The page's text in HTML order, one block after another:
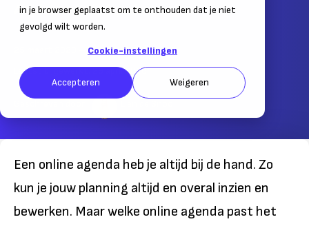
in je browser geplaatst om te onthouden dat je niet
gevolgd wilt worden.
Cookie-instellingen
Accepteren Weigeren
Altijd en overal afspraken maken
– Leestijd:4min.
Laatst bijgewerkt:29 april 2026
Een online agenda heb je altijd bij de hand. Zo
kun je jouw planning altijd en overal inzien en
bewerken. Maar welke online agenda past het